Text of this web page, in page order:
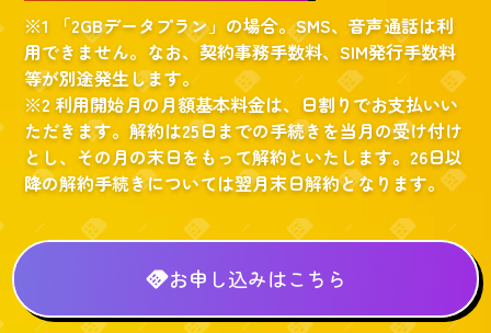
※1 「2GBデータプラン」の場合。SMS、音声通話は利
用できません。なお、契約事務手数料、SIM発行手数料
等が別途発生します。
※2 利用開始月の月額基本料金は、日割りでお支払いい
ただきます。解約は25日までの手続きを当月の受け付け
とし、その月の末日をもって解約といたします。26日以
降の解約手続きについては翌月末日解約となります。
お申し込みはこちら